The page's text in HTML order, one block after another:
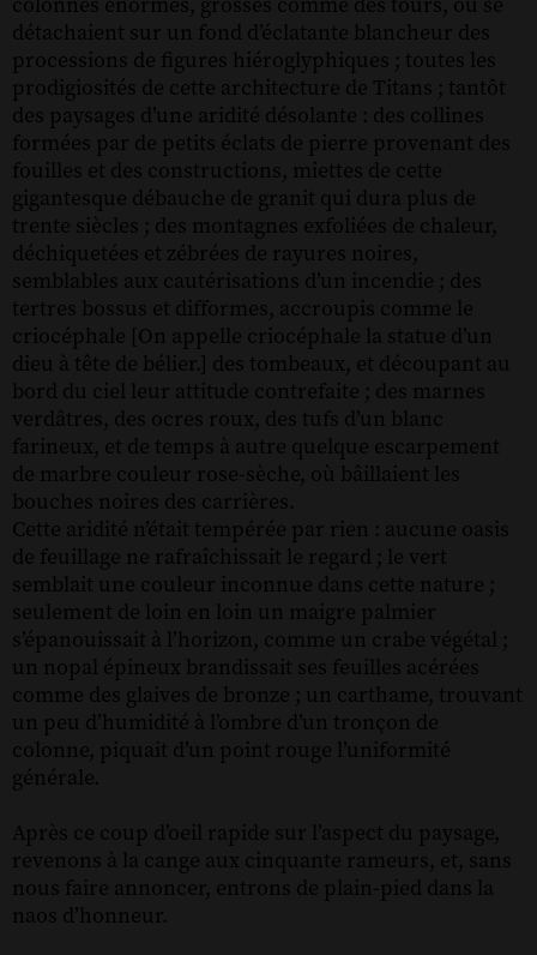
détachaient sur un fond d’éclatante blancheur des
processions de figures hiéroglyphiques ; toutes les
prodigiosités de cette architecture de Titans ; tantôt
des paysages d’une aridité désolante : des collines
formées par de petits éclats de pierre provenant des
fouilles et des constructions, miettes de cette
gigantesque débauche de granit qui dura plus de
trente siècles ; des montagnes exfoliées de chaleur,
déchiquetées et zébrées de rayures noires,
semblables aux cautérisations d’un incendie ; des
tertres bossus et difformes, accroupis comme le
criocéphale [On appelle criocéphale la statue d’un
dieu à tête de bélier.] des tombeaux, et découpant au
bord du ciel leur attitude contrefaite ; des marnes
verdâtres, des ocres roux, des tufs d’un blanc
farineux, et de temps à autre quelque escarpement
de marbre couleur rose-sèche, où bâillaient les
bouches noires des carrières.
Cette aridité n’était tempérée par rien : aucune oasis
de feuillage ne rafraîchissait le regard ; le vert
semblait une couleur inconnue dans cette nature ;
seulement de loin en loin un maigre palmier
s’épanouissait à l’horizon, comme un crabe végétal ;
un nopal épineux brandissait ses feuilles acérées
comme des glaives de bronze ; un carthame, trouvant
un peu d’humidité à l’ombre d’un tronçon de
colonne, piquait d’un point rouge l’uniformité
générale.
Après ce coup d’oeil rapide sur l’aspect du paysage,
revenons à la cange aux cinquante rameurs, et, sans
nous faire annoncer, entrons de plain-pied dans la
naos d’honneur.